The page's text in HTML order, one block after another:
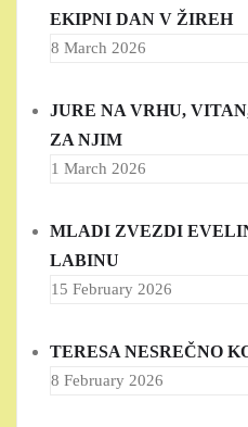
EKIPNI DAN V ŽIREH
8 March 2026
JURE NA VRHU,
ZA NJIM
1 March 2026
MLADI ZVEZDI
LABINU
15 February 2026
TERESA NESREČNO
8 February 2026